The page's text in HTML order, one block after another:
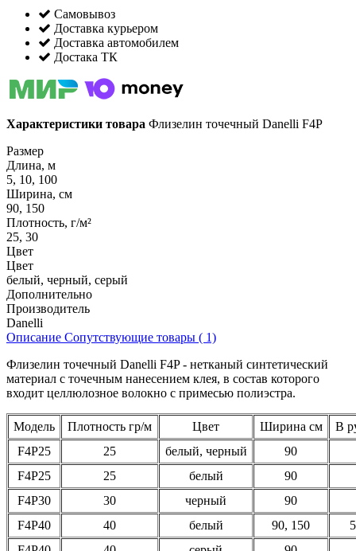
Самовывоз
Доставка курьером
Доставка автомобилем
Достака ТК
Характеристики товара Флизелин точечный Danelli F4P
Размер
Длина, м
5, 10, 100
Ширина, см
90, 150
Плотность, г/м²
25, 30
Цвет
Цвет
белый, черный, серый
Дополнительно
Производитель
Danelli
Описание Сопутствующие товары ( 1)
Флизелин точечный Danelli F4P - нетканый синтетический
материал с точечным нанесением клея, в состав которого
входит целлюлозное волокно с примесью полиэстра.
Модель Плотность гр/м Цвет Ширина см
В
F4P25
25 белый, черный
90
F4P25
25 белый
90
F4P30
30 черный
90
F4P40
40 белый 90, 150